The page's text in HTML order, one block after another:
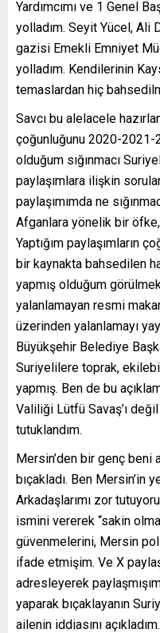
Yardımcımı ve 1 Genel
yolladım. Seyit Yücel, Ali
gazisi Emekli Emniyet
yolladım. Kendilerinin
temaslardan hiç
Savcı bu alelacele
çoğunluğunu 2020-2021-
olduğum sığınmacı
paylaşımlara ilişkin
paylaşımımda ne
Afganlara yönelik bir
Yaptığım paylaşımların
bir kaynakta bahsedilen
yapmış olduğum
yalanlamayan resmi
üzerinden yalanlamayı
Büyükşehir Belediye
Suriyelilere toprak,
yapmış. Ben de bu
Valiliği Lütfü Savaş’ı
tutuklandım.
Mersin’den bir genç beni
bıçakladı. Ben Mersin’in
Arkadaşlarımı zor
ismini vererek “sakin
güvenmelerini, Mersin
ifade etmişim. Ve X
adresleyerek
yaparak bıçaklayanın
ailenin iddiasını